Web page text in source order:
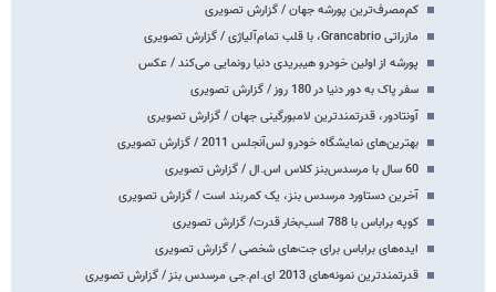
کم‌مصرف‌ترین پورشه جهان / گزارش تصویری
مازراتی Grancabrio، با قلب تمام‌آلیاژی / گزارش تصویری
پورشه از اولین خودرو هیبریدی دنیا رونمایی می‌کند / عکس
سفر پاک به دور دنیا در 180 روز / گزارش تصویری
آونتادور، قدرتمندترین لامبورگینی جهان / گزارش تصویری
بهترین‌های نمایشگاه خودرو لس‌آنجلس 2011 / گزارش تصویری
60 سال با مرسدس‌بنز کلاس اس.ال / گزارش تصویری
آخرین دستاورد مرسدس بنز، یک کمربند است / گزارش تصویری
کوپه براباس با 788 اسب‌بخار قدرت/ گزارش تصویری
ایده‌‌های براباس برای جت‌های شخصی / گزارش تصویری
قدرتمندترین نمونه‌های 2013 ای.ام.جی مرسدس بنز / گزارش تصویری